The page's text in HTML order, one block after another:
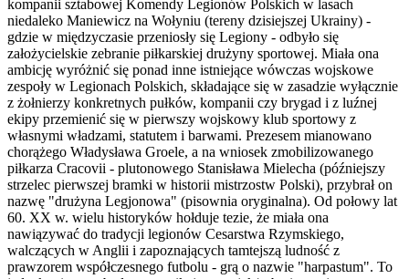
kompanii sztabowej Komendy Legionów Polskich w lasach
niedaleko Maniewicz na Wołyniu (tereny dzisiejszej Ukrainy) -
gdzie w międzyczasie przeniosły się Legiony - odbyło się
założycielskie zebranie piłkarskiej drużyny sportowej. Miała ona
ambicję wyróżnić się ponad inne istniejące wówczas wojskowe
zespoły w Legionach Polskich, składające się w zasadzie wyłącznie
z żołnierzy konkretnych pułków, kompanii czy brygad i z luźnej
ekipy przemienić się w pierwszy wojskowy klub sportowy z
własnymi władzami, statutem i barwami. Prezesem mianowano
chorążego Władysława Groele, a na wniosek zmobilizowanego
piłkarza Cracovii - plutonowego Stanisława Mielecha (późniejszy
strzelec pierwszej bramki w historii mistrzostw Polski), przybrał on
nazwę "drużyna Legjonowa" (pisownia oryginalna). Od połowy lat
60. XX w. wielu historyków hołduje tezie, że miała ona
nawiązywać do tradycji legionów Cesarstwa Rzymskiego,
walczących w Anglii i zapoznających tamtejszą ludność z
prawzorem współczesnego futbolu - grą o nazwie "harpastum". To